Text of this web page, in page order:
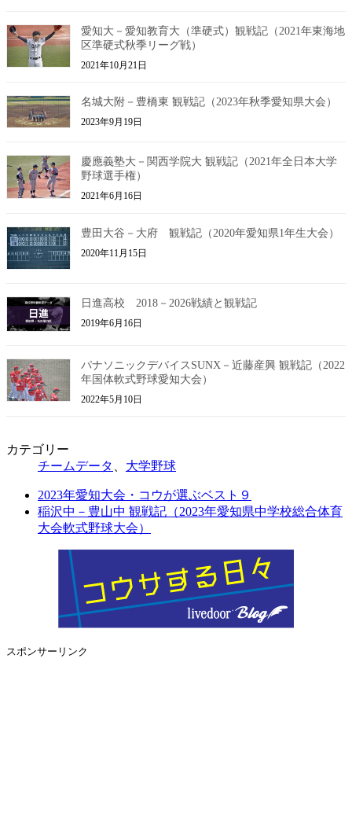
愛知大－愛知教育大（準硬式）観戦記（2021年東海地
区準硬式秋季リーグ戦）
2021年10月21日
名城大附－豊橋東 観戦記（2023年秋季愛知県大会）
2023年9月19日
慶應義塾大－関西学院大 観戦記（2021年全日本大学
野球選手権）
2021年6月16日
豊田大谷－大府 観戦記（2020年愛知県1年生大会）
2020年11月15日
日進高校 2018－2026戦績と観戦記
2019年6月16日
パナソニックデバイスSUNX－近藤産興 観戦記（2022
年国体軟式野球愛知大会）
2022年5月10日
カテゴリー
チームデータ 、 大学野球
2023年愛知大会・コウが選ぶベスト９
稲沢中－豊山中 観戦記（2023年愛知県中学校総合体育
大会軟式野球大会）
スポンサーリンク